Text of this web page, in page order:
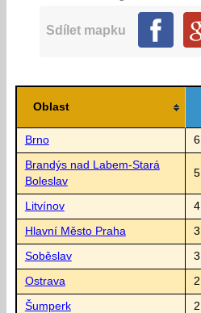
Sdílet mapku
Oblast
Brno 6
Brandýs nad Labem-Stará
Boleslav
5
Litvínov 4
Hlavní Město Praha 3
Soběslav 3
Ostrava 2
Šumperk 2